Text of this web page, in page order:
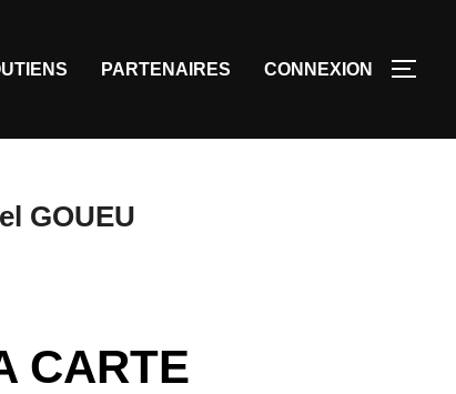
PARTENAIRES CONNEXION
GOUEU
CARTE